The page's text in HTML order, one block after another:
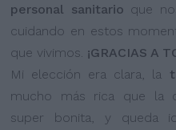
personal sanitario que
cuidando en estos
que vivimos. ¡GRACIAS A
Mi elección era clara, la
mucho más rica que la
super bonita, y queda